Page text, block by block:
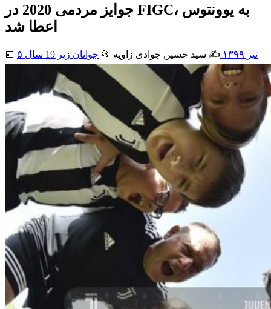
جوایز مردمی 2020 در FIGC، به یوونتوس
اعطا شد
📅 ۵ تیر ۱۳۹۹ ✍️ سید حسین جوادی زاويه 📂 جوانان زیر 19 سال